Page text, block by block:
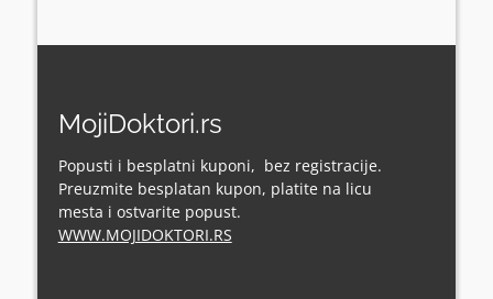
MojiDoktori.rs
Popusti i besplatni kuponi, bez registracije.
Preuzmite besplatan kupon, platite na licu
mesta i ostvarite popust.
WWW.MOJIDOKTORI.RS